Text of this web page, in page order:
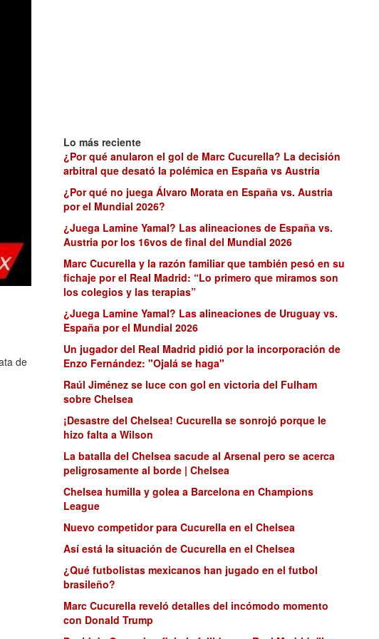
de
Lo más reciente
¿Por qué anularon el gol de Marc Cucurella? La decisión
arbitral que desató la polémica en España vs Austria
¿Por qué no juega Álvaro Morata en España vs. Austria
por el Mundial 2026?
¿Juega Lamine Yamal? Las alineaciones de España vs.
Austria por los 16vos de final del Mundial 2026
Marc Cucurella y la razón familiar que también pesó en su
fichaje por el Real Madrid: “Lo primero que miramos son
los colegios y las terapias”
¿Juega Lamine Yamal? Las alineaciones de Uruguay vs.
España por el Mundial 2026
Un jugador del Real Madrid pidió por la incorporación de
Enzo Fernández: "Ojalá se haga"
Raúl Jiménez se luce con gol en victoria del Fulham
sobre Chelsea
¡Desastre del Chelsea! Cucurella se sonrojó porque le
hizo falta a Wilson
La batalla del Chelsea sacude al Arsenal pero se acerca
peligrosamente al borde | Chelsea
Chelsea humilla y golea a Barcelona en Champions
League
Nuevo competidor para Cucurella en el Chelsea
Así está la situación de Cucurella en el Chelsea
¿Qué futbolistas mexicanos han jugado en el futbol
brasileño?
Marc Cucurella reveló detalles del incómodo momento
con Donald Trump